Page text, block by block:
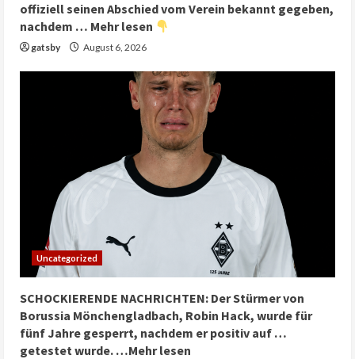
offiziell seinen Abschied vom Verein bekannt gegeben,
nachdem … Mehr lesen
gatsby August 6, 2026
Uncategorized
SCHOCKIERENDE NACHRICHTEN: Der Stürmer von
Borussia Mönchengladbach, Robin Hack, wurde für
fünf Jahre gesperrt, nachdem er positiv auf …
getestet wurde. …Mehr lesen